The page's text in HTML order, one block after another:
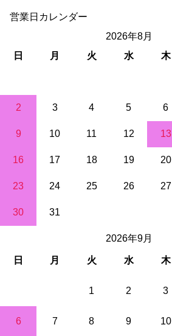
営業日カレンダー
2026年8月
日
月 火 水 木
2 3 4 5 6
9 10 11 12 13
16 17 18 19 20
23 24 25 26 27
30 31
2026年9月
日 月 火 水 木
1 2 3
6 7 8 9 10